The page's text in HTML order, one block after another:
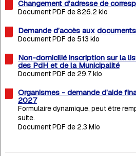
Changement d’adresse de
Document PDF de 826.2 kio
Demande d’accès aux documents
Document PDF de 513 kio
Non-domicilié inscription sur la
des PdH et de la Municipalité
Document PDF de 29.7 kio
Organismes - demande d’aide
2027
Formulaire dynamique, peut être
suite.
Document PDF de 2.3 Mio